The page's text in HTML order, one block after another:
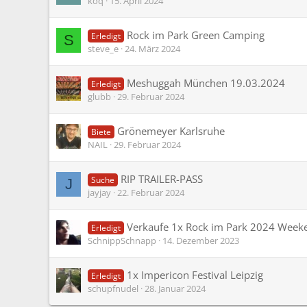
S Erledigt Rock im Park Green Camping
steve_e 24. März 2024
Erledigt Meshuggah München 19.03.2024
glubb 29. Februar 2024
Biete Grönemeyer Karlsruhe
NAIL 29. Februar 2024
J Suche RIP TRAILER-PASS
jayjay 22. Februar 2024
Erledigt Verkaufe 1x Rock im Park 2024
SchnippSchnapp 14. Dezember 2023
Erledigt 1x Impericon Festival Leipzig
schupfnudel 28. Januar 2024